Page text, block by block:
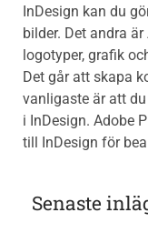
InDesign kan du
bilder. Det andra
logotyper, grafik
Det går att skapa
vanligaste är att
i InDesign. Adobe
till InDesign för
Senaste